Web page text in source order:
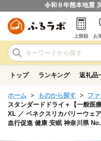
令和８年熊本地震
上限額 お
トップ ランキング 返礼品
ホーム ものから探す フ
スタンダードドライ＋【一般医
XL ／ ベネクスリカバリーウェ
血行促進 健康 安眠 神奈川県